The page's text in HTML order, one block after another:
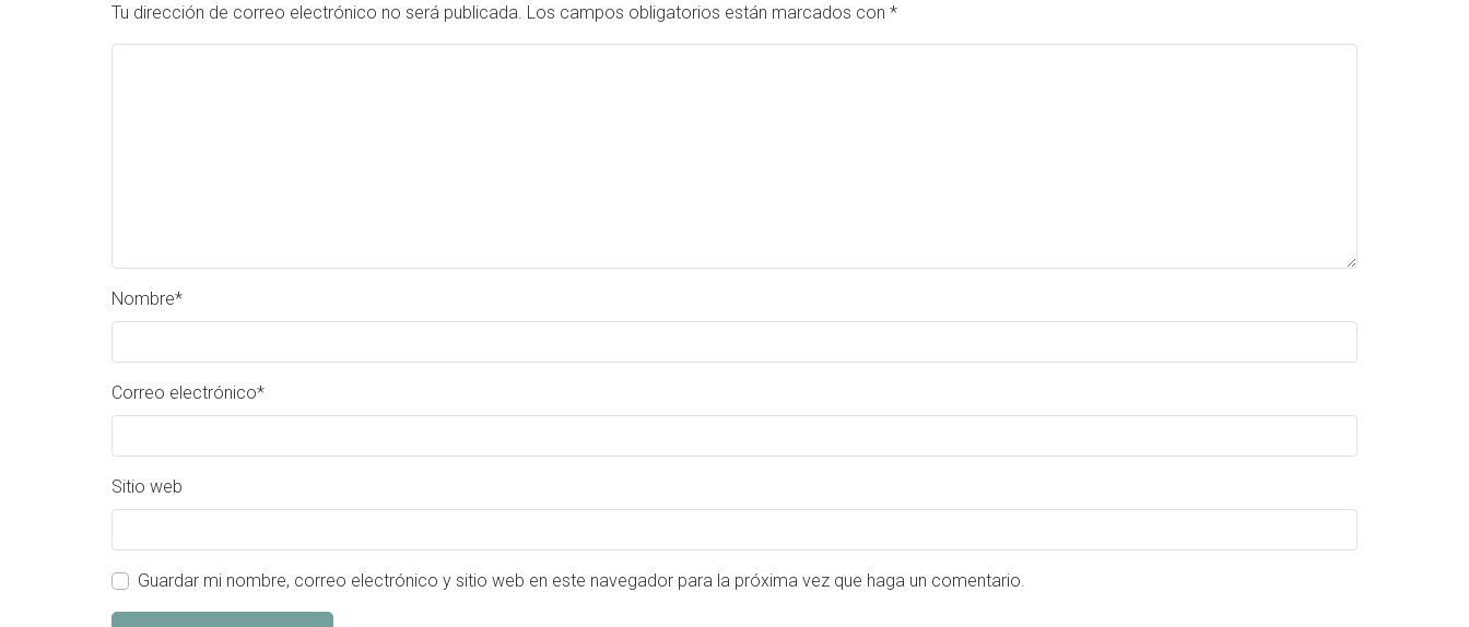
Tu dirección de correo electrónico no será publicada. Los campos obligatorios están marcados con *
Nombre*
Correo electrónico*
Sitio web
Guardar mi nombre, correo electrónico y sitio web en este navegador para la próxima vez que haga un comentario.